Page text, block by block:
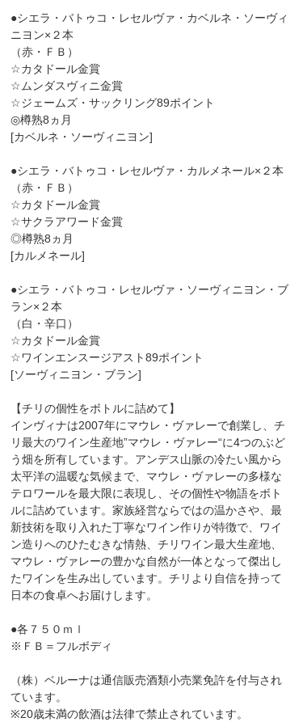
●シエラ・バトゥコ・レセルヴァ・カベルネ・ソーヴィ
ニヨン×２本
（赤・ＦＢ）
☆カタドール金賞
☆ムンダスヴィニ金賞
☆ジェームズ・サックリング89ポイント
◎樽熟8ヵ月
[カベルネ・ソーヴィニヨン]
●シエラ・バトゥコ・レセルヴァ・カルメネール×２本
（赤・ＦＢ）
☆カタドール金賞
☆サクラアワード金賞
◎樽熟8ヵ月
[カルメネール]
●シエラ・バトゥコ・レセルヴァ・ソーヴィニヨン・ブ
ラン×２本
（白・辛口）
☆カタドール金賞
☆ワインエンスージアスト89ポイント
[ソーヴィニヨン・ブラン]
【チリの個性をボトルに詰めて】
インヴィナは2007年にマウレ・ヴァレーで創業し、チ
リ最大のワイン生産地”マウレ・ヴァレー“に4つのぶど
う畑を所有しています。アンデス山脈の冷たい風から
太平洋の温暖な気候まで、マウレ・ヴァレーの多様な
テロワールを最大限に表現し、その個性や物語をボト
ルに詰めています。家族経営ならではの温かさや、最
新技術を取り入れた丁寧なワイン作りが特徴で、ワイ
ン造りへのひたむきな情熱、チリワイン最大生産地、
マウレ・ヴァレーの豊かな自然が一体となって傑出し
たワインを生み出しています。チリより自信を持って
日本の食卓へお届けします。
●各７５０ｍｌ
※ＦＢ＝フルボディ
（株）ベルーナは通信販売酒類小売業免許を付与され
ています。
※20歳未満の飲酒は法律で禁止されています。